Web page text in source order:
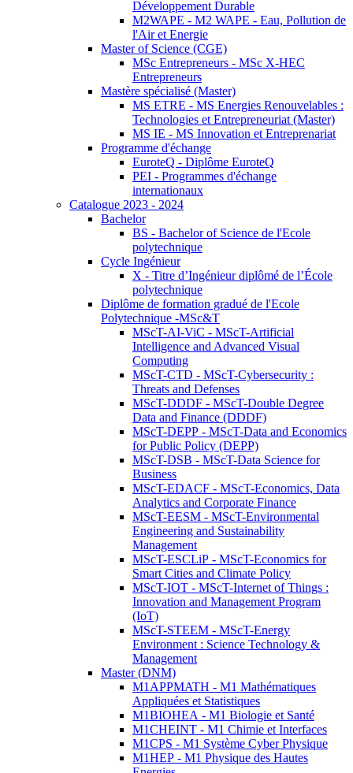
Développement Durable
M2WAPE - M2 WAPE - Eau, Pollution de
l'Air et Energie
Master of Science (CGE)
MSc Entrepreneurs - MSc X-HEC
Entrepreneurs
Mastère spécialisé (Master)
MS ETRE - MS Energies Renouvelables :
Technologies et Entrepreneuriat (Master)
MS IE - MS Innovation et Entreprenariat
Programme d'échange
EuroteQ - Diplôme EuroteQ
PEI - Programmes d'échange
internationaux
Catalogue 2023 - 2024
Bachelor
BS - Bachelor of Science de l'Ecole
polytechnique
Cycle Ingénieur
X - Titre d’Ingénieur diplômé de l’École
polytechnique
Diplôme de formation gradué de l'Ecole
Polytechnique -MSc&T
MScT-AI-ViC - MScT-Artificial
Intelligence and Advanced Visual
Computing
MScT-CTD - MScT-Cybersecurity :
Threats and Defenses
MScT-DDDF - MScT-Double Degree
Data and Finance (DDDF)
MScT-DEPP - MScT-Data and Economics
for Public Policy (DEPP)
MScT-DSB - MScT-Data Science for
Business
MScT-EDACF - MScT-Economics, Data
Analytics and Corporate Finance
MScT-EESM - MScT-Environmental
Engineering and Sustainability
Management
MScT-ESCLiP - MScT-Economics for
Smart Cities and Climate Policy
MScT-IOT - MScT-Internet of Things :
Innovation and Management Program
(IoT)
MScT-STEEM - MScT-Energy
Environment : Science Technology &
Management
Master (DNM)
M1APPMATH - M1 Mathématiques
Appliquées et Statistiques
M1BIOHEA - M1 Biologie et Santé
M1CHEINT - M1 Chimie et Interfaces
M1CPS - M1 Système Cyber Physique
M1HEP - M1 Physique des Hautes